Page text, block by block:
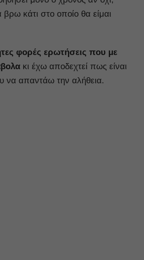
κάτι στο οποίο θα είμαι
φορές ερωτήσεις που με
κι έχω αποδεχτεί πως είναι
να απαντάω την αλήθεια.